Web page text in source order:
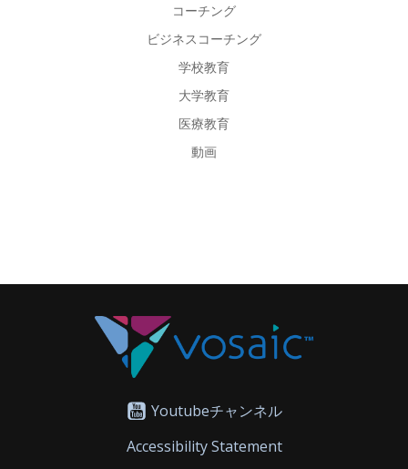
コーチング
ビジネスコーチング
学校教育
大学教育
医療教育
動画
Youtubeチャンネル
Accessibility Statement